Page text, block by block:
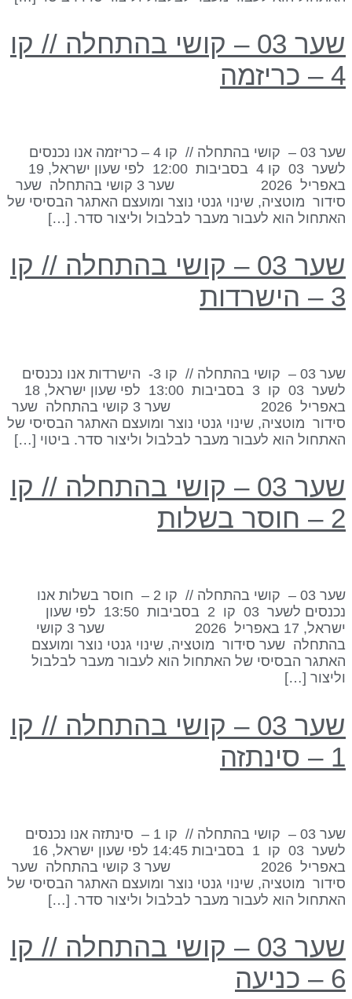
שער 03 – קושי בהתחלה // קו
שער 03 – קושי בהתחלה // קו 4 – כריזמה אנו נכנסים
לשער 03 קו 4 בסביבות 12:00 לפי שעון ישראל, 19
באפריל 2026 שער 3 קושי בהתחלה שער
מוטציה, שינוי גנטי נוצר ומועצם האתגר הבסיסי של
הוא לעבור מעבר לבלבול וליצור סדר. […]
שער 03 – קושי בהתחלה // קו
שער 03 – קושי בהתחלה // קו 3- הישרדות אנו נכנסים
לשער 03 קו 3 בסביבות 13:00 לפי שעון ישראל, 18
באפריל 2026 שער 3 קושי בהתחלה שער
מוטציה, שינוי גנטי נוצר ומועצם האתגר הבסיסי של
הוא לעבור מעבר לבלבול וליצור סדר. ביטוי […]
שער 03 – קושי בהתחלה // קו
בשלות
שער 03 – קושי בהתחלה // קו 2 – חוסר בשלות אנו
נכנסים לשער 03 קו 2 בסביבות 13:50 לפי שעון
ישראל, 17 באפריל 2026 שער 3 קושי
שער סידור מוטציה, שינוי גנטי נוצר ומועצם
הבסיסי של האתחול הוא לעבור מעבר לבלבול
[…]
שער 03 – קושי בהתחלה // קו
שער 03 – קושי בהתחלה // קו 1 – סינתזה אנו נכנסים
לשער 03 קו 1 בסביבות 14:45 לפי שעון ישראל, 16
באפריל 2026 שער 3 קושי בהתחלה שער
מוטציה, שינוי גנטי נוצר ומועצם האתגר הבסיסי של
הוא לעבור מעבר לבלבול וליצור סדר. […]
שער 03 – קושי בהתחלה // קו